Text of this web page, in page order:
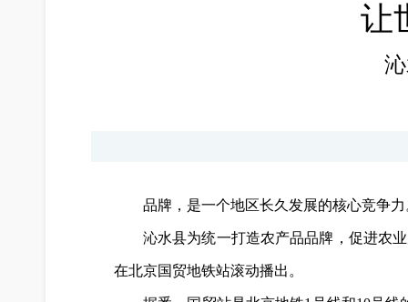
让
品牌，是一个地区长久发展的核心竞争力
沁水县为统一打造农产品品牌，促进农
在北京国贸地铁站滚动播出。